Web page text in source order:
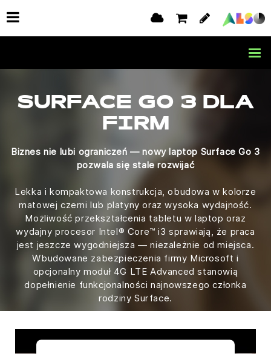
SURFACE GO 3 DLA
FIRM
Biznes nie lubi ograniczeń — nowy laptop Surface Go 3
pozwala się stale rozwijać
Lekka i kompaktowa konstrukcja, obudowa w kolorze
matowej czerni lub platyny oraz wysoka wydajność.
Możliwość przekształcenia tabletu w laptop oraz
wydajny procesor Intel® Core™ i3 sprawiają, że praca
jest jeszcze wygodniejsza — niezależnie od miejsca.
Wbudowane zabezpieczenia firmy Microsoft i
opcjonalny moduł 4G LTE Advanced stanowią
dopełnienie funkcjonalności najnowszego członka
rodziny Surface.